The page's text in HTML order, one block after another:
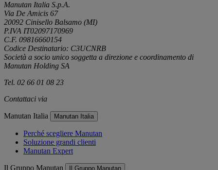
Manutan Italia S.p.A.
Via De Amicis 67
20092 Cinisello Balsamo (MI)
P.IVA IT02097170969
C.F. 09816660154
Codice Destinatario: C3UCNRB
Società a socio unico soggetta a direzione e coordinamento di
Manutan Holding SA
Tel. 02 66 01 08 23
Contattaci via
Manutan Italia Manutan Italia
Perché scegliere Manutan
Soluzione grandi clienti
Manutan Expert
Il Gruppo Manutan Il Gruppo Manutan